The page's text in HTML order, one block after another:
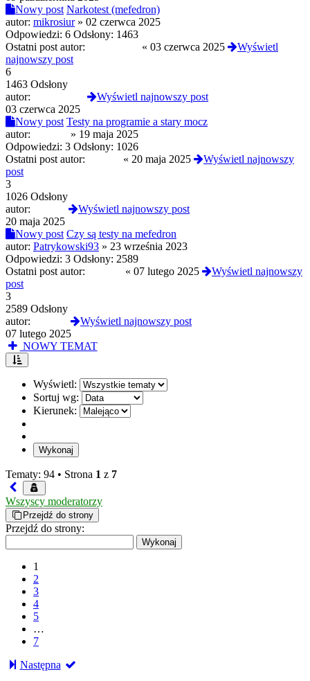
Nowy post Narkotest (mefedron)
autor: mikrosiur» 02 czerwca 2025
Odpowiedzi: 6 Odsłony: 1463
Ostatni post autor:
« 03 czerwca 2025
Wyświetl
najnowszy post
6
1463 Odsłony
autor:
Wyświetl najnowszy post
03 czerwca 2025
Nowy post Testy na programie a stary mocz
autor:
» 19 maja 2025
Odpowiedzi: 3 Odsłony: 1026
Ostatni post autor:
« 20 maja 2025
Wyświetl najnowszy
post
3
1026 Odsłony
autor:
Wyświetl najnowszy post
20 maja 2025
Nowy post Czy są testy na mefedron
autor: Patrykowski93 » 23 września 2023
Odpowiedzi: 3 Odsłony: 2589
Ostatni post autor:
« 07 lutego 2025
Wyświetl najnowszy
post
3
2589 Odsłony
autor:
Wyświetl najnowszy post
07 lutego 2025
NOWY TEMAT
Wyświetl:
Sortuj wg:
Kierunek:
Tematy: 94 • Strona 1 z 7
Wszyscy moderatorzy
Przejdź do strony
Przejdź do strony:
1
2
3
4
5
…
7
Następna